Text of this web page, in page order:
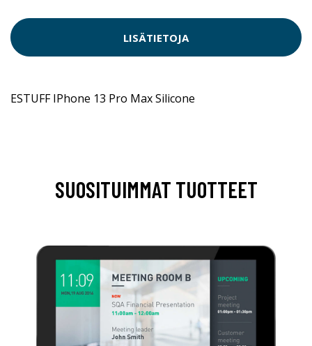
LISÄTIETOJA
ESTUFF IPhone 13 Pro Max Silicone
SUOSITUIMMAT TUOTTEET